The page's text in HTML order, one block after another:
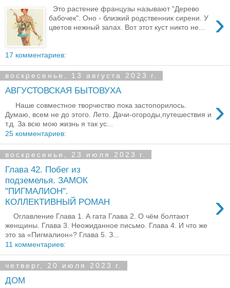
›
Это растение французы называют "Дерево
бабочек". Оно - близкий родственник сирени. У
цветов нежный запах. Вот этот куст никто не...
17 комментариев:
воскресенье, 13 августа 2023 г.
АВГУСТОВСКАЯ БЫТОВУХА
›
Наше совместное творчество пока застопорилось.
Думаю, всем не до этого. Лето. Дачи-огороды,путешествия и
т.д. За всю мою жизнь я так ус...
25 комментариев:
воскресенье, 23 июля 2023 г.
Глава 42. Побег из
подземелья. ЗАМОК
"ПИГМАЛИОН".
КОЛЛЕКТИВНЫЙ РОМАН
›
Оглавление Глава 1. А гата Глава 2. О чём болтают
женщины. Глава 3. Неожиданное письмо. Глава 4. И что же
это за «Пигмалион»? Глава 5. З...
11 комментариев:
четверг, 20 июля 2023 г.
ДОМ